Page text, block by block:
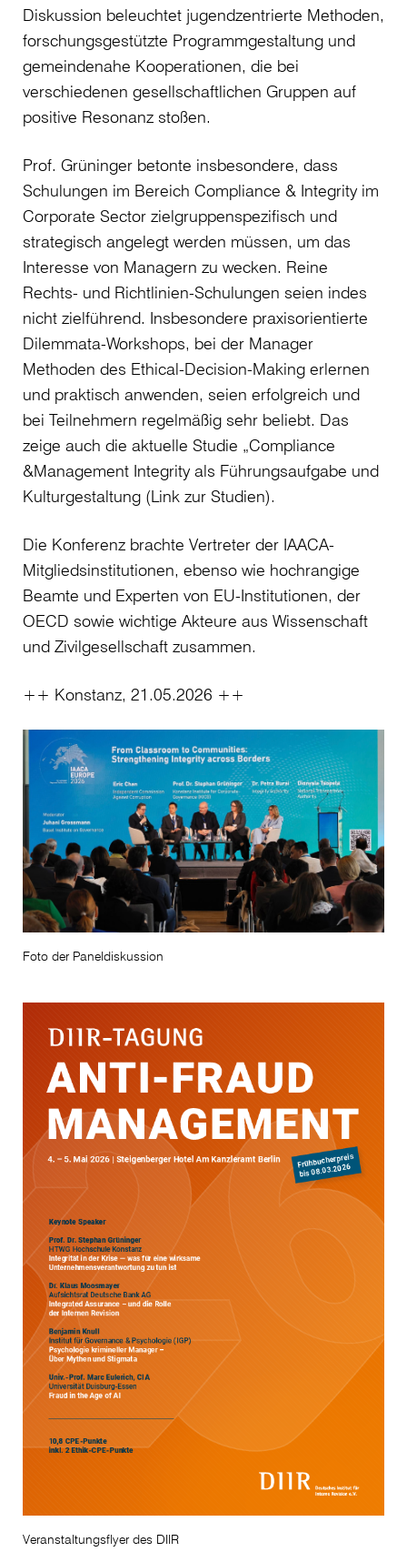
Diskussion beleuchtet jugendzentrierte Methoden,
forschungsgestützte Programmgestaltung und
gemeindenahe Kooperationen, die bei
verschiedenen gesellschaftlichen Gruppen auf
positive Resonanz stoßen.
Prof. Grüninger betonte insbesondere, dass
Schulungen im Bereich Compliance & Integrity im
Corporate Sector zielgruppenspezifisch und
strategisch angelegt werden müssen, um das
Interesse von Managern zu wecken. Reine
Rechts- und Richtlinien-Schulungen seien indes
nicht zielführend. Insbesondere praxisorientierte
Dilemmata-Workshops, bei der Manager
Methoden des Ethical-Decision-Making erlernen
und praktisch anwenden, seien erfolgreich und
bei Teilnehmern regelmäßig sehr beliebt. Das
zeige auch die aktuelle Studie „Compliance
&Management Integrity als Führungsaufgabe und
Kulturgestaltung (Link zur Studien).
Die Konferenz brachte Vertreter der IAACA-
Mitgliedsinstitutionen, ebenso wie hochrangige
Beamte und Experten von EU-Institutionen, der
OECD sowie wichtige Akteure aus Wissenschaft
und Zivilgesellschaft zusammen.
++ Konstanz, 21.05.2026 ++
Foto der Paneldiskussion
Veranstaltungsflyer des DIIR